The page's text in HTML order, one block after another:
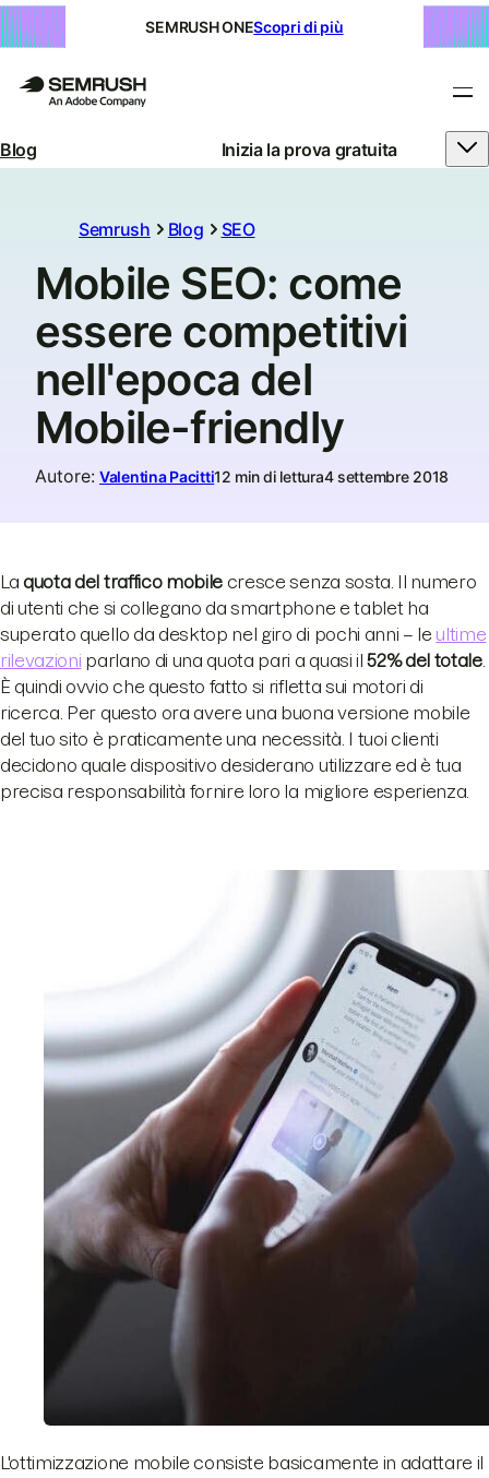
SEMRUSH ONEScopri di più
Blog Inizia la prova gratuita
Semrush Blog SEO
Mobile SEO: come
essere competitivi
nell'epoca del
Mobile-friendly
Autore: Valentina Pacitti12 min di lettura4 settembre 2018
La quota del traffico mobile cresce senza sosta. Il numero
di utenti che si collegano da smartphone e tablet ha
superato quello da desktop nel giro di pochi anni – le ultime
rilevazioni parlano di una quota pari a quasi il52% del totale.
È quindi ovvio che questo fatto si rifletta sui motori di
ricerca. Per questo ora avere una buona versione mobile
del tuo sito è praticamente una necessità. I tuoi clienti
decidono quale dispositivo desiderano utilizzare ed è tua
precisa responsabilità fornire loro la migliore esperienza.
L'ottimizzazione mobile consiste basicamente in adattare il